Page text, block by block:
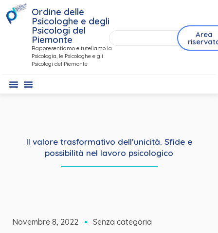
Ordine delle
Psicologhe e degli
Psicologi del
Piemonte
Rappresentiamo e tuteliamo la
Psicologia, le Psicologhe e gli
Psicologi del Piemonte
Area
Il valore trasformativo dell’unicità. Sfide e
possibilità nel lavoro psicologico
Novembre 8, 2022 Senza categoria